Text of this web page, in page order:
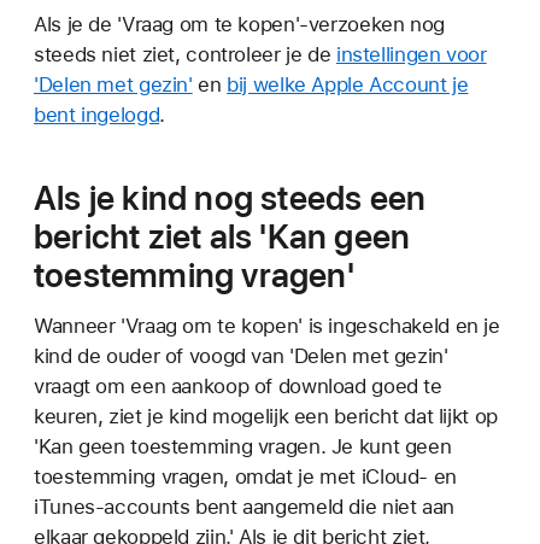
Als je de 'Vraag om te kopen'-verzoeken nog
steeds niet ziet, controleer je de instellingen voor
'Delen met gezin' en bij welke Apple Account je
bent ingelogd.
Als je kind nog steeds een
bericht ziet als 'Kan geen
toestemming vragen'
Wanneer 'Vraag om te kopen' is ingeschakeld en je
kind de ouder of voogd van 'Delen met gezin'
vraagt om een aankoop of download goed te
keuren, ziet je kind mogelijk een bericht dat lijkt op
'Kan geen toestemming vragen. Je kunt geen
toestemming vragen, omdat je met iCloud- en
iTunes-accounts bent aangemeld die niet aan
elkaar gekoppeld zijn.' Als je dit bericht ziet,